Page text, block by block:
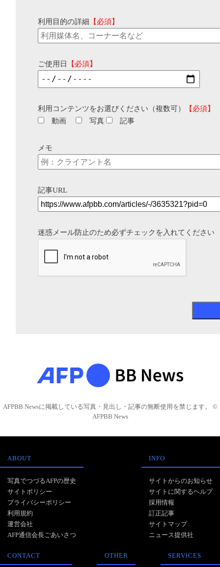
利用目的の詳細 【必須】
ご使用日 【必須】
利用コンテンツをお選びください（複数可）
【必須】
動画
写真 記事
メモ
記事URL
迷惑メール防止のため必ずチェックを入れてください
AFPBB Newsに掲載している写真・見出し・記事の無断使用を禁じます。 ©
AFPBB News
ABOUT
写真でつづるAFPの歴史
サイトポリシー
プライバシーポリシー
利用規約
運営会社
AFP通信会長ごあいさつ
INFO
サイトからのお知らせ
サイトに関するヘルプ
採用情報
訂正記事
サイトマップ
ニュース提供社
CONTACT OTHER SERVICES